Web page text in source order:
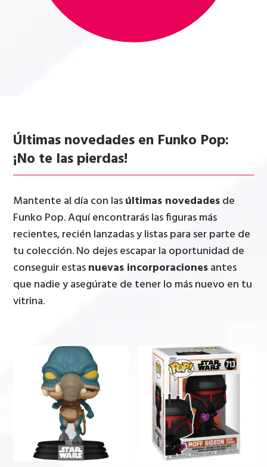
Últimas novedades en Funko Pop:
¡No te las pierdas!
Mantente al día con lasúltimas novedadesde
Funko Pop. Aquí encontrarás las figuras más
recientes, recién lanzadas y listas para ser parte de
tu colección. No dejes escapar la oportunidad de
conseguir estasnuevas incorporacionesantes
que nadie y asegúrate de tener lo más nuevo en tu
vitrina.